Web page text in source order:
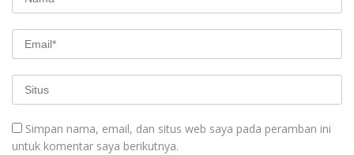
Simpan nama, email, dan situs web saya pada peramban ini
untuk komentar saya berikutnya.